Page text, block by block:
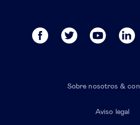
Sobre nosotros &
Aviso legal